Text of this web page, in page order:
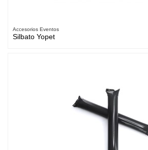
Accesorios Eventos
Silbato Yopet